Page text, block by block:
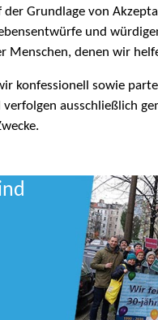
Grundlage von
und
Menschen, denen wir
konfessionell sowie
verfolgen ausschließlich